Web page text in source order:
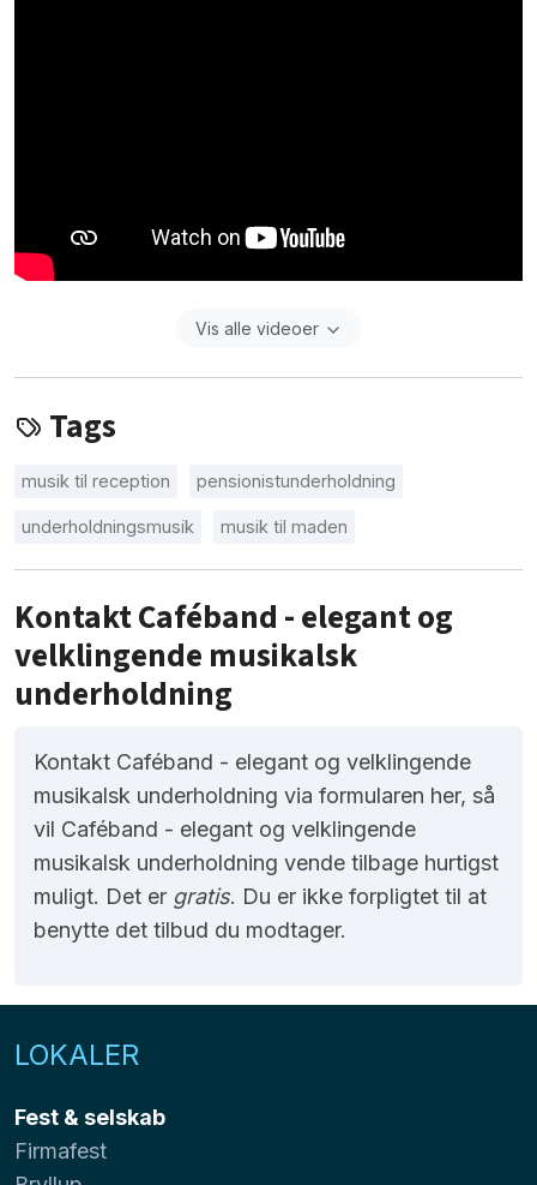
Vis alle videoer
Tags
musik til reception pensionistunderholdning
underholdningsmusik musik til maden
Kontakt Caféband - elegant og
velklingende musikalsk
underholdning
Kontakt Caféband - elegant og velklingende
musikalsk underholdning via formularen her, så
vil Caféband - elegant og velklingende
musikalsk underholdning vende tilbage hurtigst
muligt. Det er gratis. Du er ikke forpligtet til at
benytte det tilbud du modtager.
LOKALER
Fest & selskab
Firmafest